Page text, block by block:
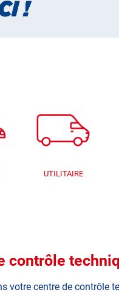
UTILITAIRE
contrôle
votre centre de contrôle